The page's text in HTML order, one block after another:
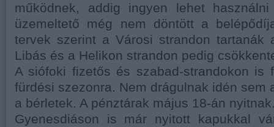
működnek, addig ingyen lehet
üzemeltető még nem döntött a
tervek szerint a Városi strandon tartanák
Libás és a Helikon strandon pedig
A siófoki fizetős és szabad-strandokon is
fürdési szezonra. Nem drágulnak idén sem
a bérletek. A pénztárak május 18-án
Gyenesdiáson is már nyitott kapukkal